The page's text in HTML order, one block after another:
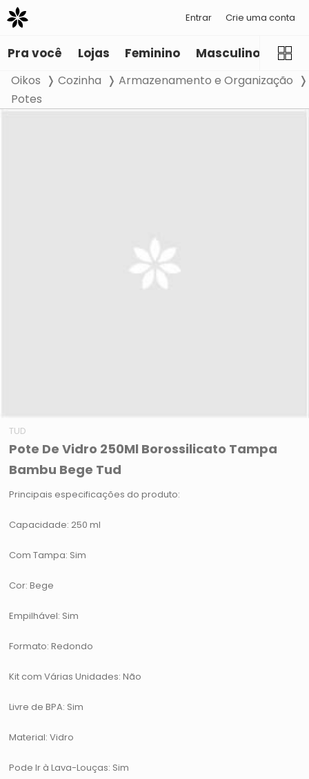
Entrar Crie uma conta
Pra você Lojas Feminino Masculino
Oikos Cozinha
Armazenamento e Organização
Potes
TUD
Pote De Vidro 250Ml Borossilicato Tampa
Bambu Bege Tud
Principais especificações do produto:
Capacidade: 250 ml
Com Tampa: Sim
Cor: Bege
Empilhável: Sim
Formato: Redondo
Kit com Várias Unidades: Não
Livre de BPA: Sim
Material: Vidro
Pode Ir à Lava-Louças: Sim